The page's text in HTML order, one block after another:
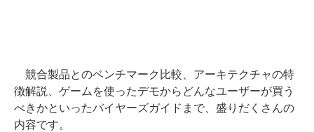
競合製品とのベンチマーク比較、アーキテクチャの特
徴解説、ゲームを使ったデモからどんなユーザーが買う
べきかといったバイヤーズガイドまで、盛りだくさんの
内容です。